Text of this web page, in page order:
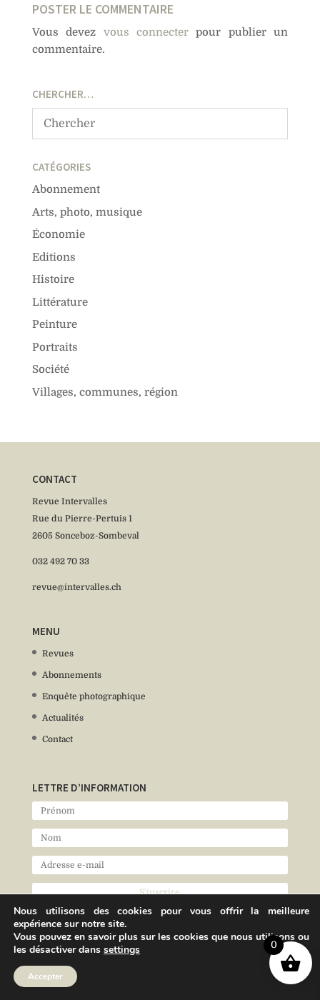
POSTER LE COMMENTAIRE
Vous devez vous connecter pour publier un
commentaire.
CHERCHER…
CATÉGORIES
Abonnement
Arts, photo, musique
Économie
Editions
Histoire
Littérature
Peinture
Portraits
Société
Villages, communes, région
CONTACT
Revue Intervalles
Rue du Pierre-Pertuis 1
2605 Sonceboz-Sombeval
032 492 70 33
revue@intervalles.ch
MENU
Revues
Abonnements
Enquête photographique
Actualités
Contact
LETTRE D’INFORMATION
Nous utilisons des cookies pour vous offrir la meilleure
expérience sur notre site.
Vous pouvez en savoir plus sur les cookies que nous utilisons ou
les désactiver dans settings
Accepter
0